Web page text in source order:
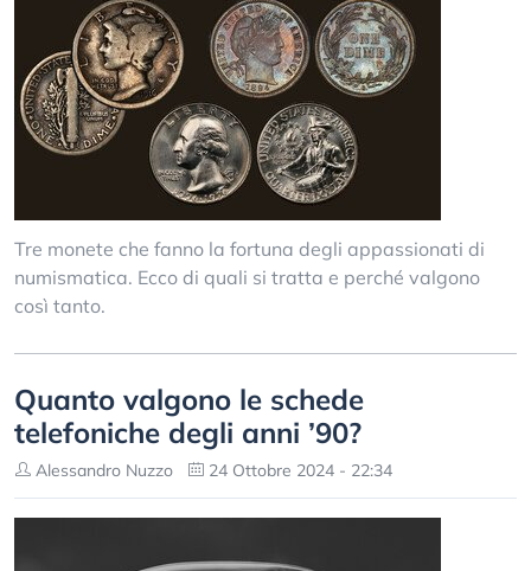
Tre monete che fanno la fortuna degli appassionati di
numismatica. Ecco di quali si tratta e perché valgono
così tanto.
Quanto valgono le schede
telefoniche degli anni ’90?
Alessandro Nuzzo 24 Ottobre 2024 - 22:34